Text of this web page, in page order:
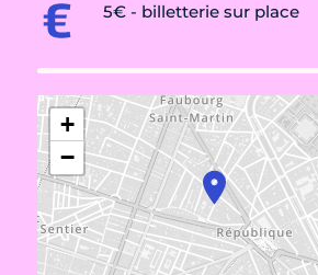
5€ - billetterie sur place
+
−